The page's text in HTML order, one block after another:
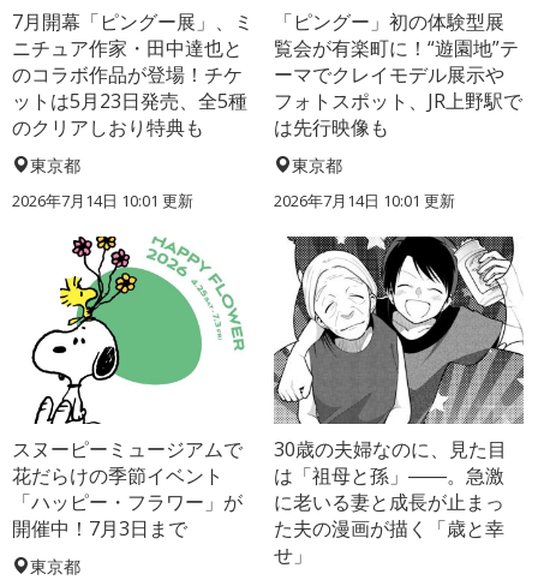
7月開幕「ピングー展」、ミ
ニチュア作家・田中達也と
のコラボ作品が登場！チケ
ットは5月23日発売、全5種
のクリアしおり特典も
東京都
2026年7月14日 10:01 更新
「ピングー」初の体験型展
覧会が有楽町に！“遊園地”テ
ーマでクレイモデル展示や
フォトスポット、JR上野駅で
は先行映像も
東京都
2026年7月14日 10:01 更新
スヌーピーミュージアムで
花だらけの季節イベント
「ハッピー・フラワー」が
開催中！7月3日まで
東京都
30歳の夫婦なのに、見た目
は「祖母と孫」――。急激
に老いる妻と成長が止まっ
た夫の漫画が描く「歳と幸
せ」